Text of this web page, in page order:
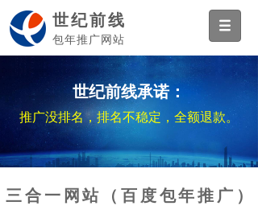
世纪前线
包年推广网站
世纪前线承诺：
推广没排名，排名不稳定，全额退款。
三合一网站（百度包年推广）